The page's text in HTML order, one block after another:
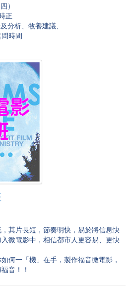
）
正
分析、牧養建議、
時間
其片長短，節奏明快，易於將信息快
微電影中，相信都市人更容易、更快
何一「機」在手，製作福音微電影，
音！！